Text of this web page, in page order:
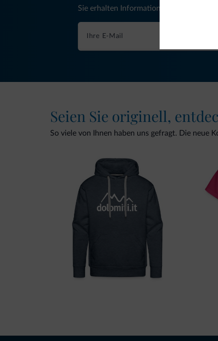
Sie erhalten Informationen, exklusive
Seien Sie originell,
So viele von Ihnen haben uns gefragt. Die neue